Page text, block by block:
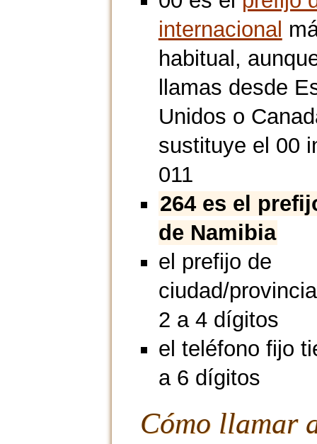
internacional
habitual,
llamas desde
Unidos o
sustituye el 00
011
264 es el
de Namibia
el prefijo de
ciudad/
2 a 4 dígitos
el teléfono fijo
a 6 dígitos
Cómo llamar